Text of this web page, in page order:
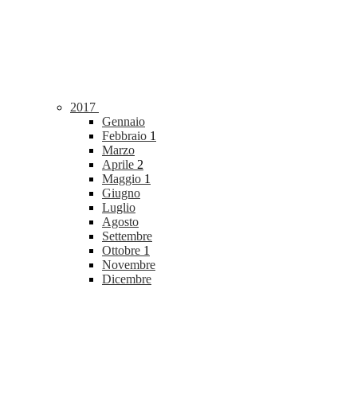
2017
Gennaio
Febbraio 1
Marzo
Aprile 2
Maggio 1
Giugno
Luglio
Agosto
Settembre
Ottobre 1
Novembre
Dicembre